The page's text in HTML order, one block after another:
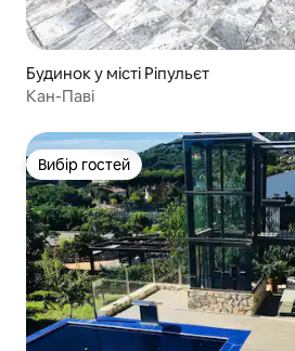
Будинок у місті Ріпульєт
Кан-Паві
Вибір гостей
Вибір гостей